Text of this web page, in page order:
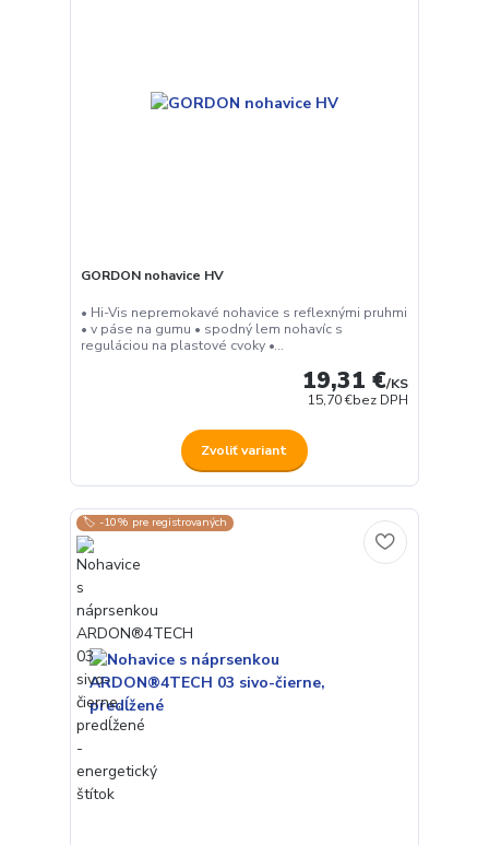
GORDON nohavice HV
• Hi-Vis nepremokavé nohavice s reflexnými pruhmi
• v páse na gumu • spodný lem nohavíc s
reguláciou na plastové cvoky •...
19,31 €/KS
15,70 €bez DPH
Zvoliť variant
🏷️ -10% pre registrovaných